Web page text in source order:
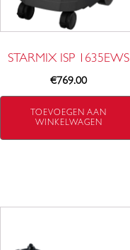
STARMIX ISP 1635EWS
€769.00
TOEVOEGEN AAN
WINKELWAGEN